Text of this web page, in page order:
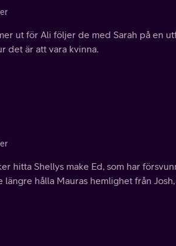
ut för Ali följer de med Sarah på en
det är att vara kvinna.
hitta Shellys make Ed, som har
längre hålla Mauras hemlighet från